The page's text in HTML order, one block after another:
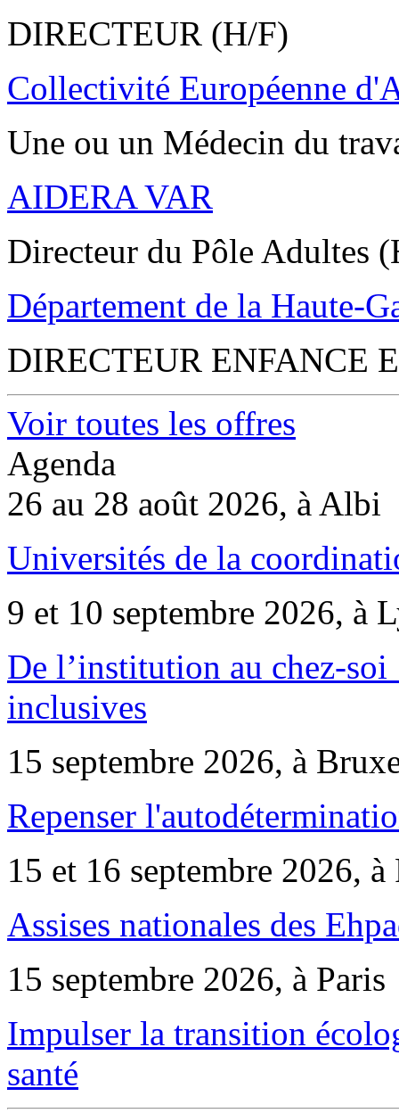
DIRECTEUR (H/F)
Collectivité Européenne
Une ou un Médecin du
AIDERA VAR
Directeur du Pôle Adultes
Département de la Haute-
DIRECTEUR ENFANCE
Voir toutes les offres
Agenda
26 au 28 août 2026, à Albi
Universités de la
9 et 10 septembre 2026, à
De l’institution au chez-
inclusives
15 septembre 2026, à
Repenser
15 et 16 septembre 2026, à
Assises nationales des
15 septembre 2026, à Paris
Impulser la transition
santé